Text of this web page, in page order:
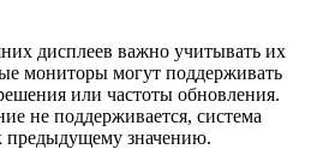
дисплеев важно учитывать их
мониторы могут поддерживать
или частоты обновления.
не поддерживается, система
предыдущему значению.